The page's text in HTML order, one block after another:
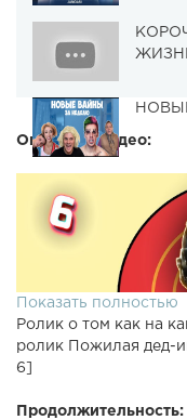
Описание видео:
Показать полностью
Ролик о том как на
ролик Пожилая дед-
6]
Продолжительность: